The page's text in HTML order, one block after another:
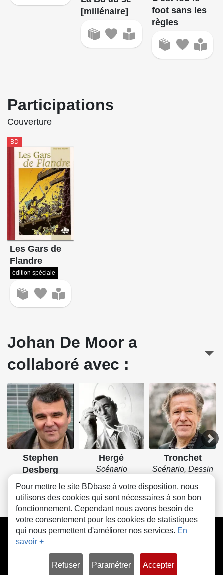
[millénaire]
foot sans les
règles
Participations
Couverture
BD
Les Gars de
Flandre
édition spéciale
Johan De Moor a
collaboré avec :
Stephen
Desberg
Hergé
Scénario
Tronchet
Scénario, Dessin
CGU FAQ Contact Cookies
Pour mettre le site BDbase à votre disposition, nous
utilisons des cookies qui sont nécessaires à son bon
fonctionnement. Cependant nous avons besoin de
votre consentement pour les cookies de statistiques
qui nous permettent d'améliorer nos services. En
savoir +
Refuser Paramétrer Accepter